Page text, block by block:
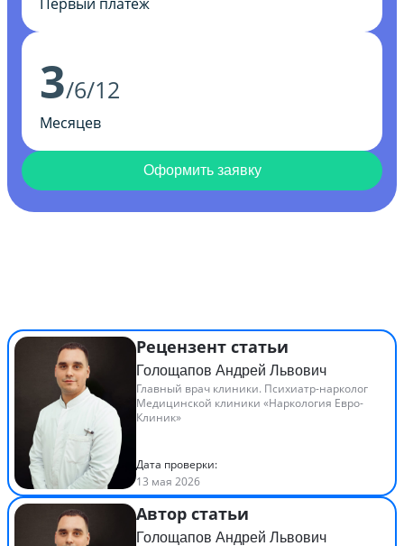
3/6/12
Месяцев
Оформить заявку
Рецензент статьи
Голощапов Андрей Львович
Главный врач клиники. Психиатр-нарколог
Медицинской клиники «Наркология Евро-
Клиник»
Дата проверки:
13 мая 2026
Автор статьи
Голощапов Андрей Львович